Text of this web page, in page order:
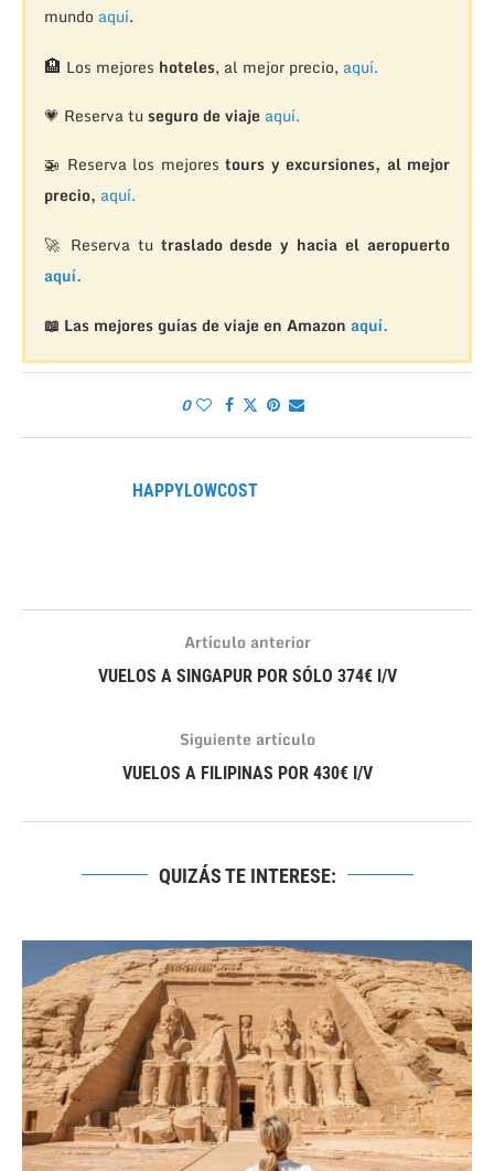
mundo aquí.
🏨 Los mejores hoteles, al mejor precio, aquí.
💗 Reserva tu seguro de viaje aquí.
🚁 Reserva los mejorestours y excursiones, al mejor
precio, aquí.
🚀 Reserva tu traslado desde y hacia el aeropuerto
aquí.
📖 Las mejores guías de viaje en Amazon aquí.
0
HAPPYLOWCOST
Artículo anterior
VUELOS A SINGAPUR POR SÓLO 374€ I/V
Siguiente artículo
VUELOS A FILIPINAS POR 430€ I/V
QUIZÁS TE INTERESE: